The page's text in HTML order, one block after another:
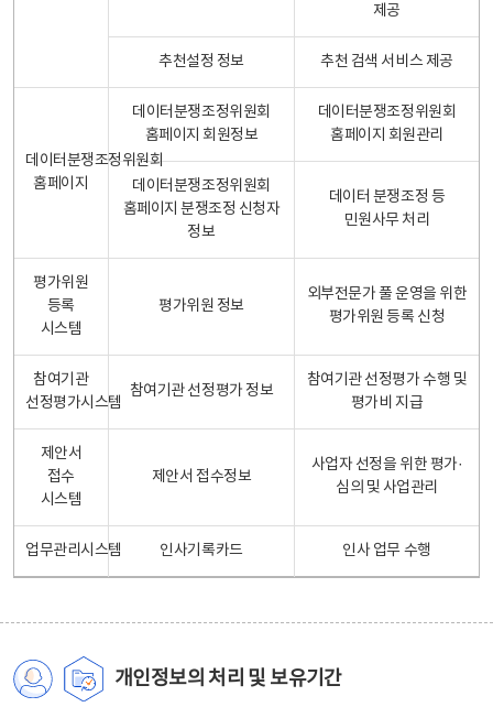
제공
추천설정 정보 추천 검색 서비스 제공
데이터분쟁조정위원회
홈페이지
데이터분쟁조정위원회
홈페이지 회원정보
데이터분쟁조정위원회
홈페이지 회원관리
데이터분쟁조정위원회
홈페이지 분쟁조정 신청자
정보
데이터 분쟁조정 등
민원사무 처리
평가위원
등록
시스템
평가위원 정보
외부전문가 풀 운영을 위한
평가위원 등록 신청
참여기관
선정평가시스템
참여기관 선정평가 정보
참여기관 선정평가 수행 및
평가비 지급
제안서
접수
시스템
제안서 접수정보
사업자 선정을 위한 평가·
심의 및 사업관리
업무관리시스템 인사기록카드 인사 업무 수행
개인정보의 처리 및 보유기간